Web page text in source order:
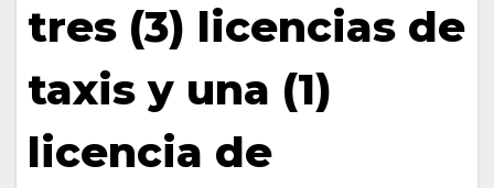
tres (3) licencias de
taxis y una (1)
licencia de